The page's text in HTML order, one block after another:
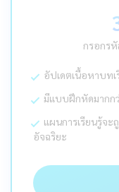
กรอกรหั
อัปเดตเนื้อหาบท
มีแบบฝึกหัดมากก
แผนการเรียนรู้จ
อัจฉริยะ